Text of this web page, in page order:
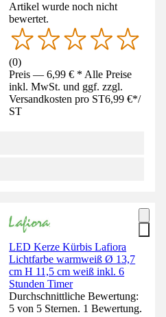
Artikel wurde noch nicht
bewertet.
(0)
Preis — 6,99 € * Alle Preise
inkl. MwSt. und ggf. zzgl.
Versandkosten pro ST6,99 €*/
ST
LED Kerze Kürbis Lafiora
Lichtfarbe warmweiß Ø 13,7
cm H 11,5 cm weiß inkl. 6
Stunden Timer
Durchschnittliche Bewertung:
5 von 5 Sternen. 1 Bewertung.